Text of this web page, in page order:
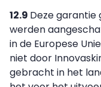
12.9 Deze
werden
in de Europese
niet door
gebracht in het